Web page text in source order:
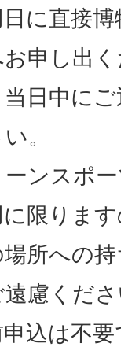
に直接
申し出く
日中にご
。
ーンスポ
限ります
所への持
慮くださ
込は不要